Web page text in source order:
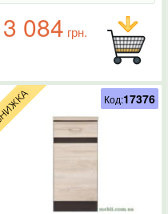
3 084 грн.
Код:17376